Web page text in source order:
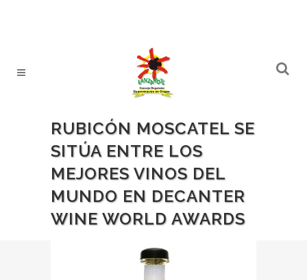
RUBICÓN MOSCATEL SE
SITÚA ENTRE LOS
MEJORES VINOS DEL
MUNDO EN DECANTER
WINE WORLD AWARDS